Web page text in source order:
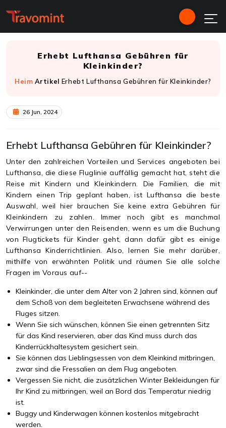
Erhebt Lufthansa Gebühren für
Kleinkinder?
Heim Artikel Erhebt Lufthansa Gebühren für Kleinkinder?
26 Jun, 2024
Erhebt Lufthansa Gebühren für Kleinkinder?
Unter den zahlreichen Vorteilen und Services angeboten bei
Lufthansa, die diese Fluglinie auffällig gemacht hat, steht die
Reise mit Kindern und Kleinkindern. Die Familien, die mit
Kindern einen Trip geplant haben, ist Lufthansa die beste
Auswahl, weil hier brauchen Sie keine extra Gebühren für
Kleinkindern zu zahlen. Immer noch gibt es manchmal
Verwirrungen unter den Reisenden, wenn es um die Buchung
von Flugtickets für Kinder geht, dann dafür gibt es einige
Lufthansa Kinderrichtlinien. Also, lernen Sie mehr darüber,
mithilfe von erwähnten Politik und räumen Sie alle solche
Fragen im Voraus auf--
Kleinkinder, die unter dem Alter von 2 Jahren sind, können auf
dem Schoß von dem begleiteten Erwachsene während des
Fluges sitzen.
Wenn Sie sich wünschen, können Sie einen getrennten Sitz
für das Kind reservieren, aber das Kind muss durch das
Kinderrückhaltesystem gesichert sein.
Sie können das Lieblingsessen von dem Kleinkind mitbringen,
zwar sind die Fressalien an dem Flug angeboten.
Vergessen Sie nicht, die zusätzlichen Winter Bekleidungen für
Ihr Kind zu mitbringen, weil an Bord das Temperatur niedrig
ist.
Buggy und Kinderwagen können kostenlos mitgebracht
werden.